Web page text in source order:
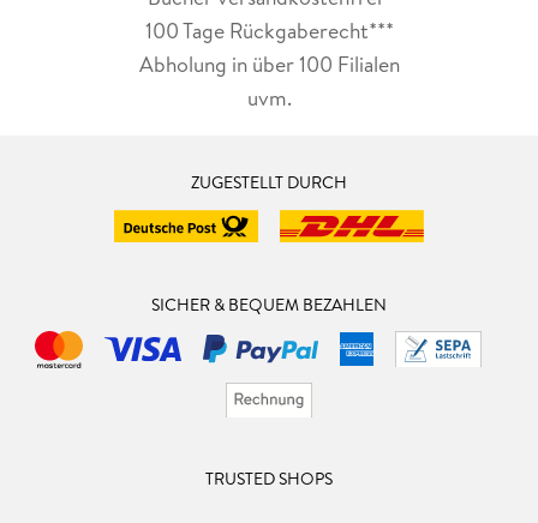
100 Tage Rückgaberecht***
Abholung in über 100 Filialen
uvm.
ZUGESTELLT DURCH
SICHER & BEQUEM BEZAHLEN
TRUSTED SHOPS